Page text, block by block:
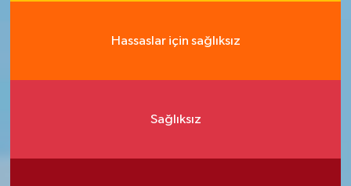
Hassaslar için sağlıksız
Sağlıksız